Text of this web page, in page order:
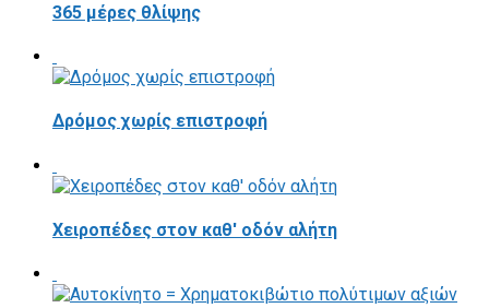
365 μέρες θλίψης
Δρόμος χωρίς επιστροφή
Χειροπέδες στον καθ' οδόν αλήτη